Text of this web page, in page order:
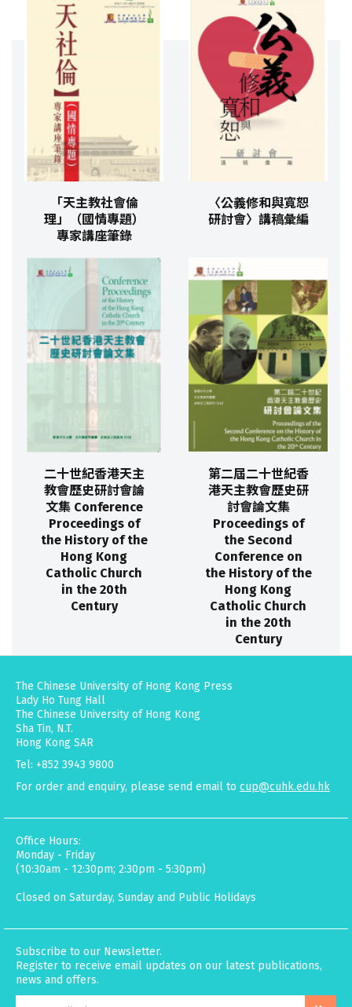
「天主教社會倫
理」（國情專題）
專家講座筆錄
〈公義修和與寬恕
研討會〉講稿彙編
二十世紀香港天主
教會歷史研討會論
文集 Conference
Proceedings of
the History of the
Hong Kong
Catholic Church
in the 20th
Century
第二屆二十世紀香
港天主教會歷史研
討會論文集
Proceedings of
the Second
Conference on
the History of the
Hong Kong
Catholic Church
in the 20th
Century
The Chinese University of Hong Kong Press
Lady Ho Tung Hall
The Chinese University of Hong Kong
Sha Tin, N.T.
Hong Kong SAR
Tel: +852 3943 9800
For order and enquiry, please send email to cup@cuhk.edu.hk
Office Hours:
Monday - Friday
(10:30am - 12:30pm; 2:30pm - 5:30pm)
Closed on Saturday, Sunday and Public Holidays
Subscribe to our Newsletter.
Register to receive email updates on our latest publications,
news and offers.